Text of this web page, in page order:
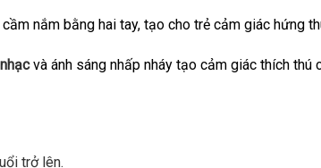
nắm bằng hai tay, tạo cho trẻ cảm giác hứng
và ánh sáng nhấp nháy tạo cảm giác thích thú
trở lên.